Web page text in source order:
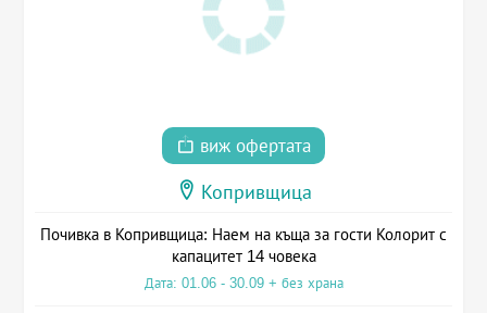
виж офертата
Копривщица
Почивка в Копривщица: Наем на къща за гости Колорит с
капацитет 14 човека
Дата: 01.06 - 30.09 + без храна